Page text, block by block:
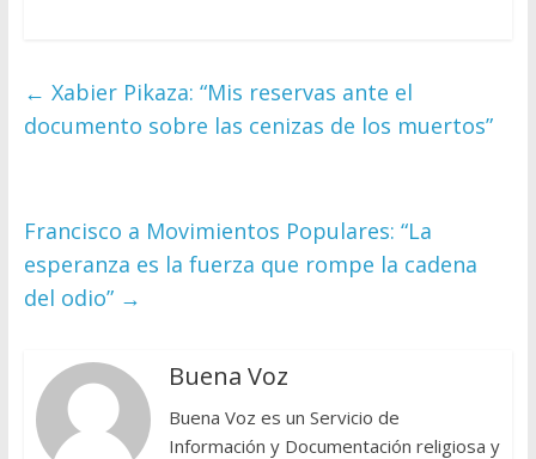
← Xabier Pikaza: “Mis reservas ante el
documento sobre las cenizas de los muertos”
Francisco a Movimientos Populares: “La
esperanza es la fuerza que rompe la cadena
del odio” →
Buena Voz
Buena Voz es un Servicio de
Información y Documentación religiosa y